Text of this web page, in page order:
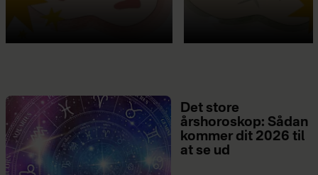
Det store
årshoroskop: Sådan
kommer dit 2026 til
at se ud